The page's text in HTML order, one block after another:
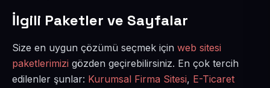
İlgili Paketler ve Sayfalar
Size en uygun çözümü seçmek için web sitesi
paketlerimizi gözden geçirebilirsiniz. En çok tercih
edilenler şunlar: Kurumsal Firma Sitesi, E-Ticaret